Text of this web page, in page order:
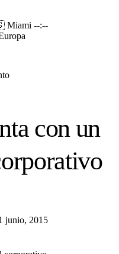
--:--
con un
junio, 2015